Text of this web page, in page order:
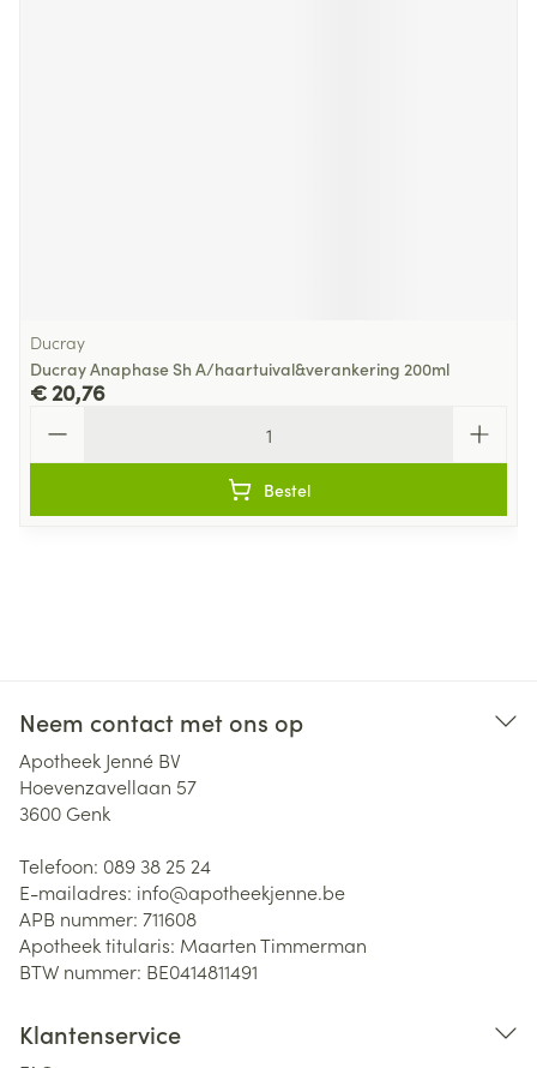
Ducray
Ducray Anaphase Sh A/haartuival&verankering 200ml
€ 20,76
Bestel
Neem contact met ons op
Apotheek Jenné BV
Hoevenzavellaan 57
3600 Genk
Telefoon: 089 38 25 24
E-mailadres: info@apotheekjenne.be
APB nummer: 711608
Apotheek titularis: Maarten Timmerman
BTW nummer: BE0414811491
Klantenservice